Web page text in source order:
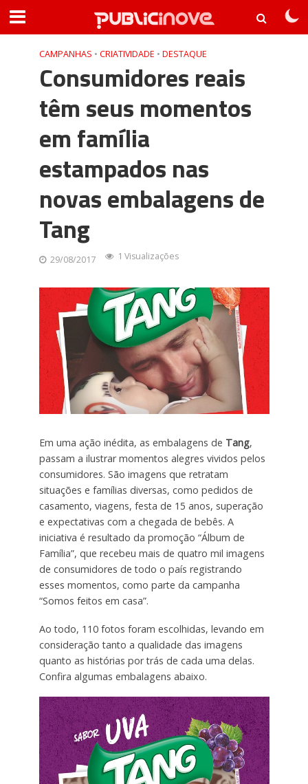
CAMPANHAS • CRIATIVIDADE • DESTAQUE
Consumidores reais
têm seus momentos
em família
estampados nas
novas embalagens de
Tang
29/08/2017 1 Visualizações
Em uma ação inédita, as embalagens de Tang,
passam a ilustrar momentos alegres vividos pelos
consumidores. São imagens que retratam
situações e famílias diversas, como pedidos de
casamento, viagens, festa de 15 anos, superação
e expectativas com a chegada de bebês. A
iniciativa é resultado da promoção “Álbum de
Família”, que recebeu mais de quatro mil imagens
de consumidores de todo o país registrando
esses momentos, como parte da campanha
“Somos feitos em casa”.
Ao todo, 110 fotos foram escolhidas, levando em
consideração tanto a qualidade das imagens
quanto as histórias por trás de cada uma delas.
Confira algumas embalagens abaixo.